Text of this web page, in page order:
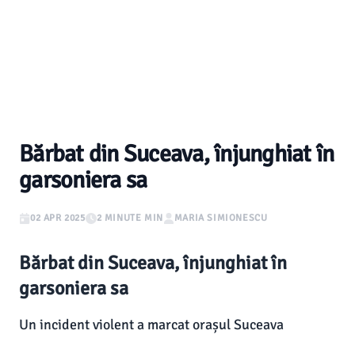
Bărbat din Suceava, înjunghiat în
garsoniera sa
02 APR 2025 2 MINUTE MIN MARIA SIMIONESCU
Bărbat din Suceava, înjunghiat în
garsoniera sa
Un incident violent a marcat orașul Suceava